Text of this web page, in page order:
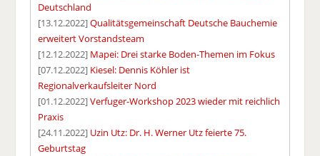
Deutschland
[13.12.2022]Qualitätsgemeinschaft Deutsche Bauchemie
erweitert Vorstandsteam
[12.12.2022] Mapei: Drei starke Boden-Themen im Fokus
[07.12.2022] Kiesel: Dennis Köhler ist
Regionalverkaufsleiter Nord
[01.12.2022]Verfuger-Workshop 2023 wieder mit reichlich
Praxis
[24.11.2022] Uzin Utz: Dr. H. Werner Utz feierte 75.
Geburtstag